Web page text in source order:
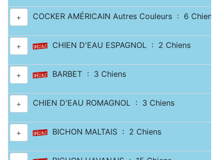
+ COCKER AMÉRICAIN Autres Couleurs : 6 Chiens
+ CHIEN D'EAU ESPAGNOL : 2 Chiens
+ BARBET : 3 Chiens
+ CHIEN D'EAU ROMAGNOL : 3 Chiens
+ BICHON MALTAIS : 2 Chiens